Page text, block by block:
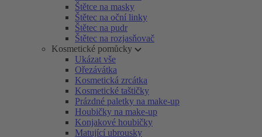
Štětce na masky
Štětec na oční linky
Štětec na pudr
Štětec na rozjasňovač
Kosmetické pomůcky
Ukázat vše
Ořezávátka
Kosmetická zrcátka
Kosmetické taštičky
Prázdné paletky na make-up
Houbičky na make-up
Konjakové houbičky
Matující ubrousky